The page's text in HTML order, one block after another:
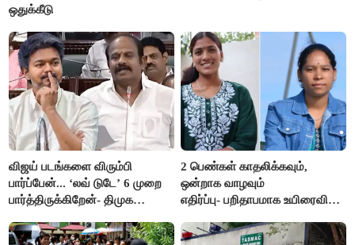
ஒதுக்கீடு
விஜய் படங்களை விரும்பி
பார்ப்பேன்... ‘லவ் டுடே’ 6 முறை
பார்த்திருக்கிறேன்- திமுக
2 பெண்கள் காதலிக்கவும்,
ஒன்றாக வாழவும்
எதிர்ப்பு- பறிதாபமாக உயிரைவிட்ட